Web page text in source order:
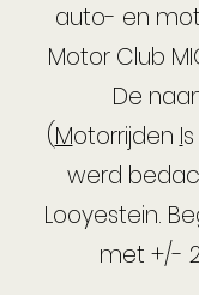
auto- en
Motor Club
De
(Motorrijden Is
werd
Looyestein.
met +/-